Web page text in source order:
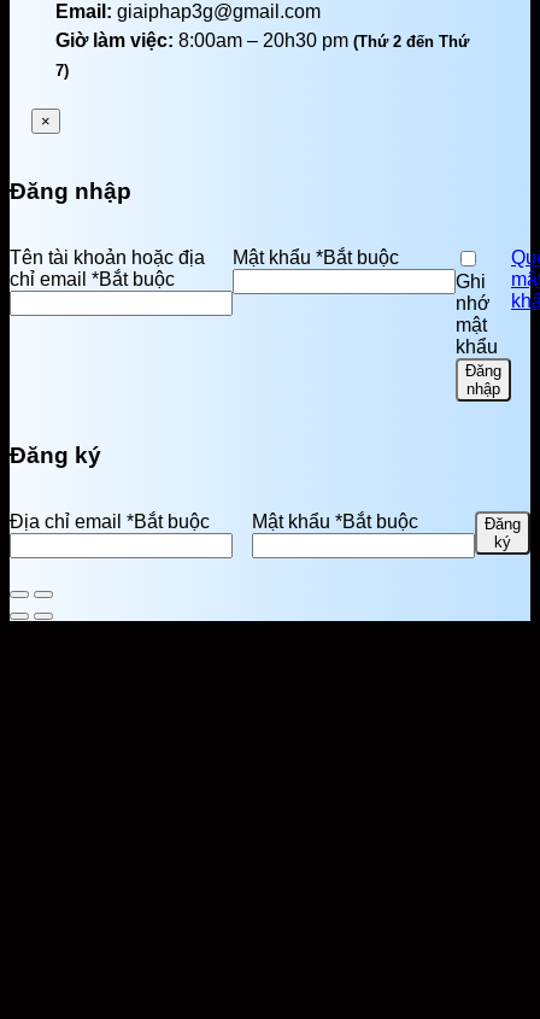
Email: giaiphap3g@gmail.com
Giờ làm việc: 8:00am – 20h30 pm (Thứ 2 đến Thứ
7)
×
Đăng nhập
Tên tài khoản hoặc địa
chỉ email *Bắt buộc
Mật khẩu *Bắt buộc
Ghi
nhớ
mật
khẩu
Đăng
nhập
Đăng ký
Địa chỉ email *Bắt buộc Mật khẩu *Bắt buộc
Đăng
ký